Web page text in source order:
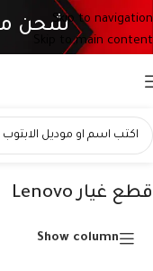
Skip to navigation
Skip to main content
شحن
قطع غيار Lenovo
Show column